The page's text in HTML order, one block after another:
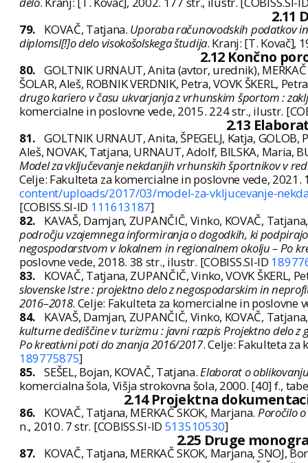
2.11
79. KOVAČ, Tatjana. Uporaba računovodskih podatkov
diplomsl[!]o delo visokošolskega študija. Kranj: [T. Kovač],
2.12 Končno
80. GOLTNIK URNAUT, Anita (avtor, urednik),
ŠOLAR, Aleš, ROBNIK VERDNIK, Petra, VOVK ŠKERL,
drugo kariero v času ukvarjanja z vrhunskim športom :
komercialne in poslovne vede, 2015. 224 str., ilustr.
2.13
81. GOLTNIK URNAUT, Anita, ŠPEGELJ, Katja,
Aleš, NOVAK, Tatjana, URNAUT, Adolf, BILSKA, Maria,
Model za vključevanje nekdanjih vrhunskih športnikov v
Celje: Fakulteta za komercialne in poslovne vede,
content/uploads/2017/03/model-za-vkljucevanje-
[COBISS.SI-ID 111613187]
82.
KAVAŠ, Damjan, ZUPANČIČ, Vinko, KOVAČ,
področju vzajemnega informiranja o dogodkih, ki
negospodarstvom v lokalnem in regionalnem okolju – Po
poslovne vede, 2018. 38 str., ilustr. [COBISS.SI-ID
83.
KOVAČ, Tatjana, ZUPANČIČ, Vinko, VOVK ŠKERL,
slovenske Istre : projektno delo z negospodarskim in
2016–2018. Celje: Fakulteta za komercialne in poslovne
84.
KAVAŠ, Damjan, ZUPANČIČ, Vinko, KOVAČ,
kulturne dediščine v turizmu : javni razpis Projektno delo
Po kreativni poti do znanja 2016/2017. Celje: Fakulteta za
189775875]
85. SEŠEL, Bojan, KOVAČ, Tatjana.Elaborat o
komercialna šola, Višja strokovna šola, 2000. [40] f.,
2.14 Projektna
86. KOVAČ, Tatjana, MERKAČ SKOK, Marjana. Poročilo
n., 2010. 7 str. [COBISS.SI-ID 513510530]
2.25 Druge
87.
KOVAČ, Tatjana, MERKAČ SKOK, Marjana, SNOJ,